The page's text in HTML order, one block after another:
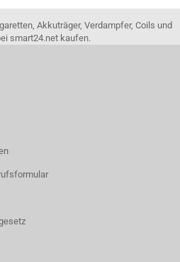
Akkuträger, Verdampfer, Coils und
smart24.net kaufen.